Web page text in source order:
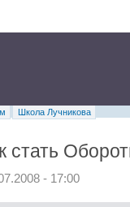
Школа Лучникова
стать
- 17:00